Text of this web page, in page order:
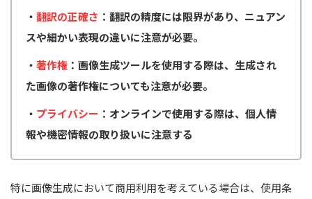
・ 翻訳の正確さ ：翻訳の精度には限界があり、ニュアン
スや細かい表現の違いに注意が必要。
・ 著作権 ：画像生成ツールを使用する際は、生成され
た画像の著作権についても注意が必要。
・ プライバシー ：オンラインで使用する際は、個人情
報や機密情報の取り扱いに注意する
特に画像生成において商用利用を考えている場合は、使用条